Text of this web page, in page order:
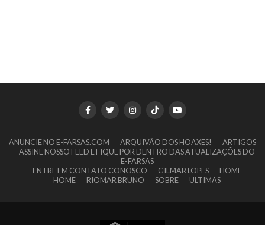
ANUNCIE NO E-FARSAS.COM ARQUIVÃO DOS HOAXES!
ARTIGOS
ASSINE NOSSO FEED E FIQUE POR DENTRO DAS ATUALIZAÇÕES DO
E-FARSAS
ENTRE EM CONTATO CONOSCO
GILMAR LOPES
HOME
HOME
RIOMAR BRUNO SOBRE ULTIMAS